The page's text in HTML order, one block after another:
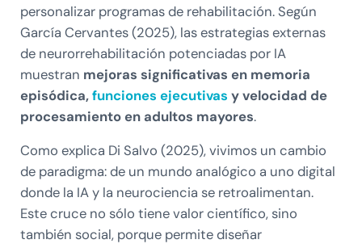
personalizar programas de rehabilitación. Según
García Cervantes (2025), las estrategias externas
de neurorrehabilitación potenciadas por IA
muestran mejoras significativas en memoria
episódica,funciones ejecutivas y velocidad de
procesamiento en adultos mayores.
Como explica Di Salvo (2025), vivimos un cambio
de paradigma: de un mundo analógico a uno digital
donde la IA y la neurociencia se retroalimentan.
Este cruce no sólo tiene valor científico, sino
también social, porque permite diseñar